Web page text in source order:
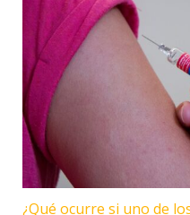
¿Qué ocurre si uno de